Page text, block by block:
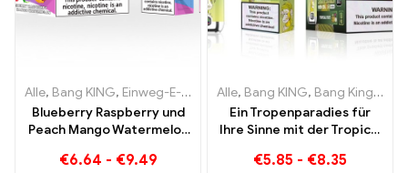
Alle, Bang KING, Einweg-E-Zigaretten Litauen ,Einweg-E-
Blueberry Raspberry und
Peach Mango Watermelon
Puffs EINWEG E-
€6.64 - €9.49
Alle, Bang KING, Bang King Smart Screen 15000 Puff
Ein Tropenparadies für
Ihre Sinne mit der Tropical
Screen 15000 Puff
€5.85 - €8.35